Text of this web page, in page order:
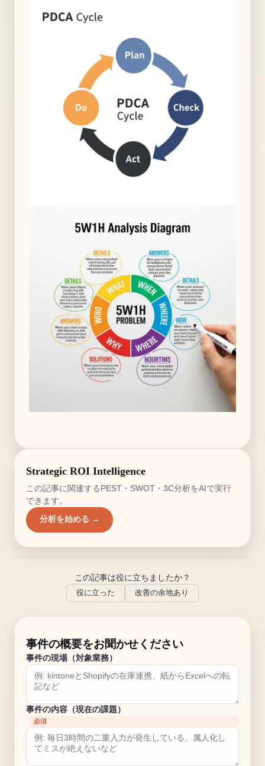
Strategic ROI Intelligence
この記事に関連するPEST・SWOT・3C分析をAIで実行
できます。
分析を始める →
この記事は役に立ちましたか？
役に立った 改善の余地あり
事件の概要をお聞かせください
事件の現場（対象業務）
事件の内容（現在の課題）
必須